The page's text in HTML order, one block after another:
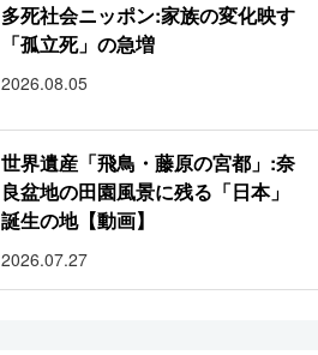
多死社会ニッポン:家族の変化映す
「孤立死」の急増
2026.08.05
世界遺産「飛鳥・藤原の宮都」:奈
良盆地の田園風景に残る「日本」
誕生の地【動画】
2026.07.27